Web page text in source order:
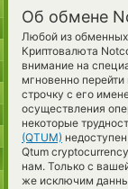
Об обмене
Любой из обменных
Криптовалюта
внимание на
мгновенно
строчку с его
осуществления
некоторые
(QTUM)
Qtum
нам. Только с
же исключим